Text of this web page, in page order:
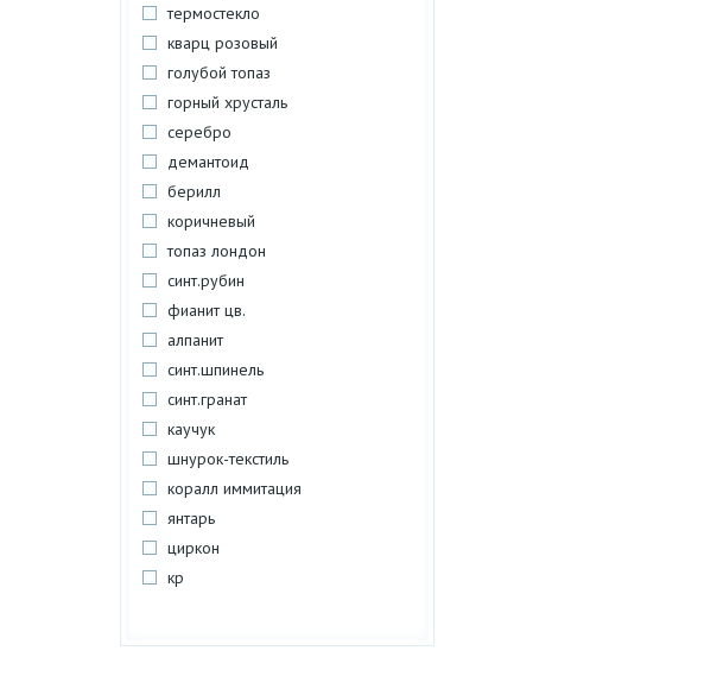
термостекло
кварц розовый
голубой топаз
горный хрусталь
серебро
демантоид
берилл
коричневый
топаз лондон
синт.рубин
фианит цв.
алпанит
синт.шпинель
синт.гранат
каучук
шнурок-текстиль
коралл иммитация
янтарь
циркон
кр